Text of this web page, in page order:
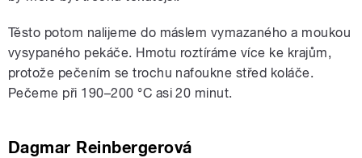
Těsto potom nalijeme do máslem vymazaného a moukou
vysypaného pekáče. Hmotu roztíráme více ke krajům,
protože pečením se trochu nafoukne střed koláče.
Pečeme při 190–200 °C asi 20 minut.
Dagmar Reinbergerová